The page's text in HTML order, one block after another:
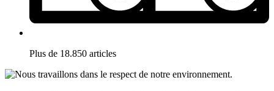
Plus de 18.850 articles